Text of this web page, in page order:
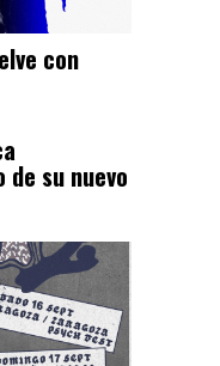
con
su nuevo